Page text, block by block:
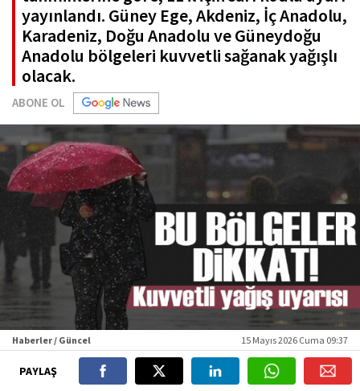
yayınlandı. Güney Ege, Akdeniz, İç Anadolu,
Karadeniz, Doğu Anadolu ve Güneydoğu
Anadolu bölgeleri kuvvetli sağanak yağışlı
olacak.
ABONE OL
Haberler / Güncel 15 Mayıs 2026 Cuma 09:37
PAYLAŞ